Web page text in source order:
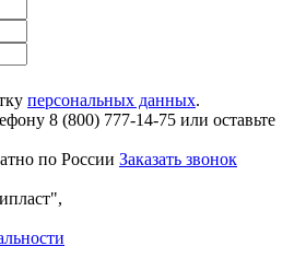
персональных данных.
8 (800) 777-14-75 или оставьте
по России Заказать звонок